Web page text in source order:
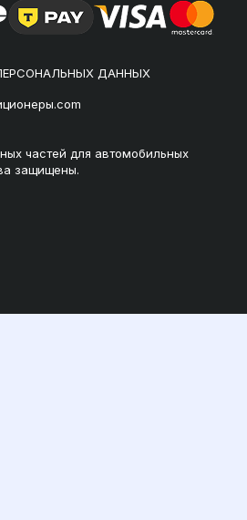
ДАННЫХ
частей для автомобильных
защищены.